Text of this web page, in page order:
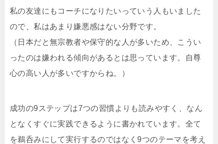
私の友達にもコーチになりたいっていう人もいました
ので、私はあまり嫌悪感はない分野です。
（日本だと無宗教者や保守的な人が多いため、こうい
ったのは嫌われる傾向があるとは思っています。自尊
心の高い人が多いですからね。）
成功の9ステップは7つの習慣よりも読みやすく、なん
となくすぐに実践できるように書かれています。全て
を鵜呑みにして実行するのではなく9つのテーマを考え